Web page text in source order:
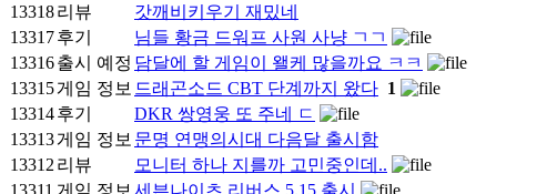
13318리뷰 갓깨비키우기 재밌네
13317후기 님들 황금 드워프 사원 사냥 ㄱㄱ
13316출시 예정 담달에 할 게임이 왤케 많을까요 ㅋㅋ
13315게임 정보 드래곤소드 CBT 단계까지 왔다 1
13314후기 DKR 쌍영웅 또 주네 ㄷ
13313게임 정보 문명 연맹의시대 다음달 출시함
13312 리뷰 모니터 하나 지를까 고민중인데..
13311 게임 정보 세븐나이츠 리버스 5.15 출시